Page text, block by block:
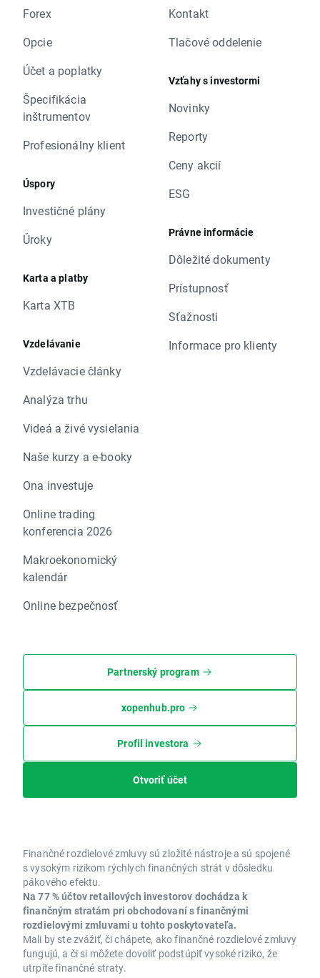
Forex
Opcie
Účet a poplatky
Špecifikácia
inštrumentov
Profesionálny klient
Úspory
Investičné plány
Úroky
Karta a platby
Karta XTB
Vzdelávanie
Vzdelávacie články
Analýza trhu
Videá a živé vysielania
Naše kurzy a e-booky
Ona investuje
Online trading
konferencia 2026
Makroekonomický
kalendár
Online bezpečnosť
Kontakt
Tlačové oddelenie
Vzťahy s investormi
Novinky
Reporty
Ceny akcií
ESG
Právne informácie
Dôležité dokumenty
Prístupnosť
Sťažnosti
Informace pro klienty
Partnerský program
xopenhub.pro
Profil investora
Otvoriť účet
Finančné rozdielové zmluvy sú zložité nástroje a sú spojené
s vysokým rizikom rýchlych finančných strát v dôsledku
pákového efektu.
Na 77 % účtov retailových investorov dochádza k
finančným stratám pri obchodovaní s finančnými
rozdielovými zmluvami u tohto poskytovateľa.
Mali by ste zvážiť, či chápete, ako finančné rozdielové zmluvy
fungujú, a či si môžete dovoliť podstúpiť vysoké riziko, že
utrpíte finančné straty.